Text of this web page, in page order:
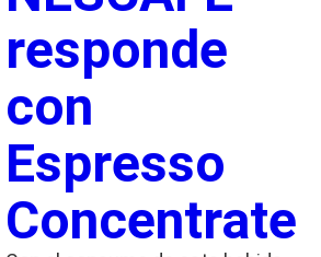
responde
con
Espresso
Concentrate